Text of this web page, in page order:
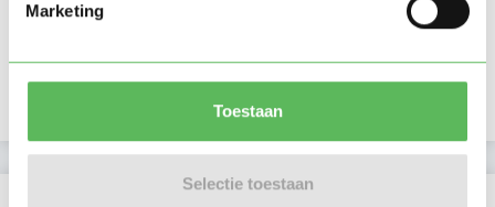
Marketing
Toestaan
Selectie toestaan